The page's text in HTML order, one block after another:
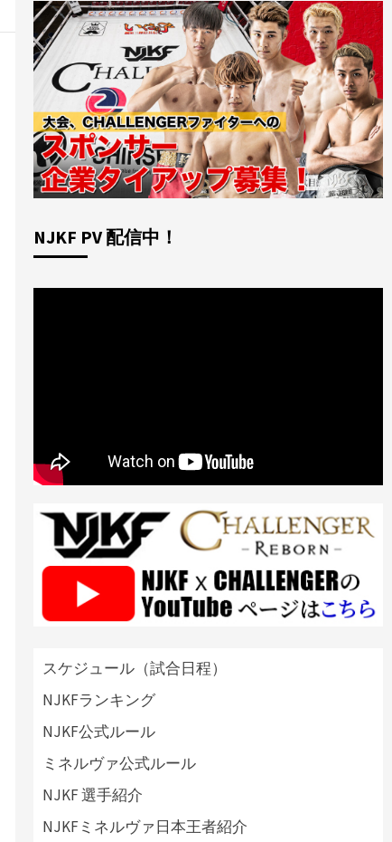
NJKF PV 配信中！
スケジュール（試合日程）
NJKFランキング
NJKF公式ルール
ミネルヴァ公式ルール
NJKF 選手紹介
NJKFミネルヴァ日本王者紹介